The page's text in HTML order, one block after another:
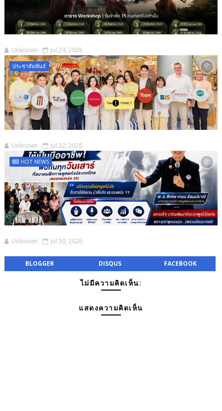
Unknown Jul 24, 2026
ประชาสัมพันธ์
Unknown Jul 22, 2026
HOT NEWS
Unknown Jul 20, 2026
BLOGGER DISQUS FACEBOOK
ไม่มีความคิดเห็น:
แสดงความคิดเห็น